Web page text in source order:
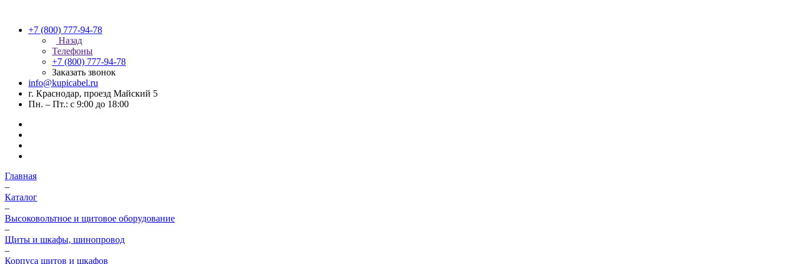
+7 (800) 777-94-78
Назад
Телефоны
+7 (800) 777-94-78
Заказать звонок
info@kupicabel.ru
г. Краснодар, проезд Майский 5
Пн. – Пт.: с 9:00 до 18:00
Главная
–
Каталог
–
Высоковольтное и щитовое оборудование
–
Щиты и шкафы, шинопровод
–
Корпуса щитов и шкафов